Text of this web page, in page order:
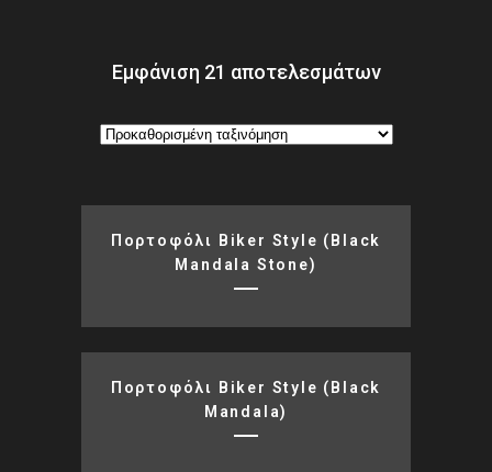
Εμφάνιση 21 αποτελεσμάτων
Πορτοφόλι Biker Style (black
Mandala Stone)
Πορτοφόλι Biker Style (black
Mandala)